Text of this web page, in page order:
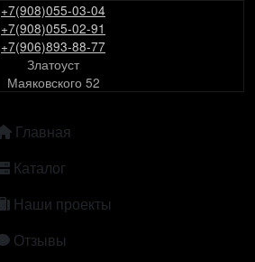
+7(908)055-03-04
+7(908)055-02-91
+7(906)893-88-77
Златоуст
Маяковского 52
ОСНОВНАЯ НАВИГАЦИЯ
Главная
Каталог
Наши проекты
Отзывы